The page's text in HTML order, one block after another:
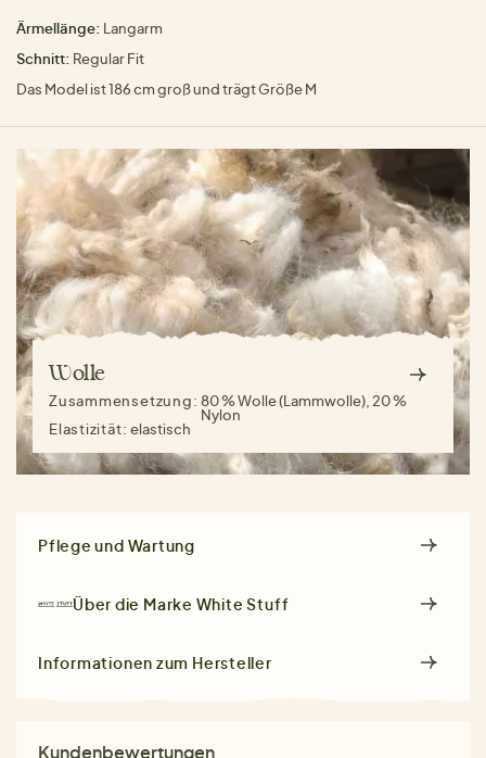
Ärmellänge: Langarm
Schnitt: Regular Fit
Das Model ist 186 cm groß und trägt Größe M
Wolle
Zusammensetzung:80 % Wolle (Lammwolle), 20 %
Nylon
Elastizität:elastisch
Pflege und Wartung
Über die Marke White Stuff
Informationen zum Hersteller
Kundenbewertungen